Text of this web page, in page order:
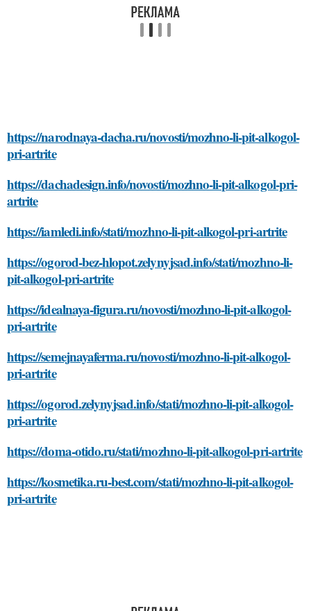
https://narodnaya-dacha.ru/novosti/mozhno-li-pit-alkogol-
pri-artrite
https://dachadesign.info/novosti/mozhno-li-pit-alkogol-pri-
artrite
https://iamledi.info/stati/mozhno-li-pit-alkogol-pri-artrite
https://ogorod-bez-hlopot.zelynyjsad.info/stati/mozhno-li-
pit-alkogol-pri-artrite
https://idealnaya-figura.ru/novosti/mozhno-li-pit-alkogol-
pri-artrite
https://semejnayaferma.ru/novosti/mozhno-li-pit-alkogol-
pri-artrite
https://ogorod.zelynyjsad.info/stati/mozhno-li-pit-alkogol-
pri-artrite
https://doma-otido.ru/stati/mozhno-li-pit-alkogol-pri-artrite
https://kosmetika.ru-best.com/stati/mozhno-li-pit-alkogol-
pri-artrite